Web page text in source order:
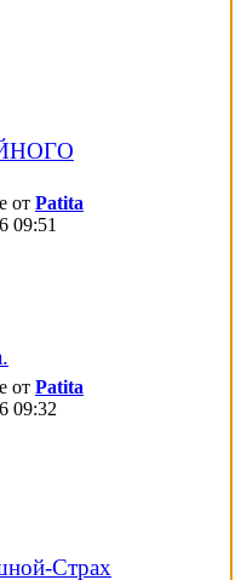
от Patita
09:51
от Patita
09:32
Страх